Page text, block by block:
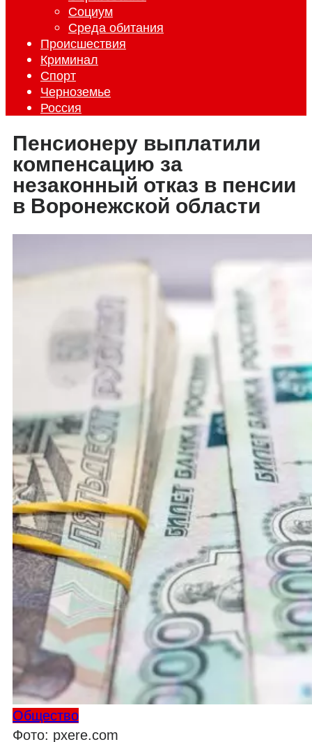
Социум
Среда обитания
Происшествия
Криминал
Спорт
Черноземье
Россия
Пенсионеру выплатили
компенсацию за
незаконный отказ в пенсии
в Воронежской области
Общество
Фото: pxere.com